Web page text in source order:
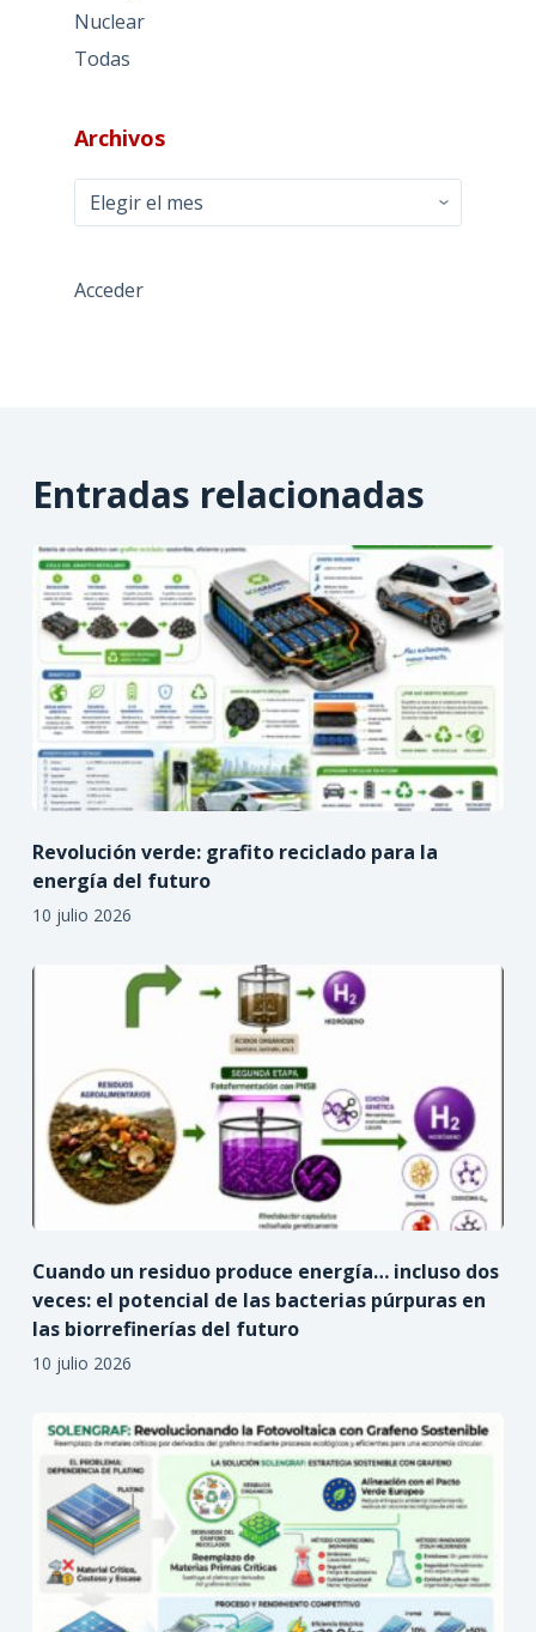
Nuclear
Todas
Archivos
Archivos
Acceder
Entradas relacionadas
Revolución verde: grafito reciclado para la
energía del futuro
10 julio 2026
Cuando un residuo produce energía… incluso dos
veces: el potencial de las bacterias púrpuras en
las biorrefinerías del futuro
10 julio 2026